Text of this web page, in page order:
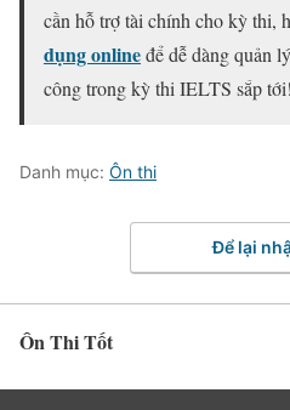
cần hỗ trợ tài chính cho kỳ thi,
dụng onlineđể dễ dàng quản
công trong kỳ thi IELTS sắp tới!
Danh mục: Ôn thi
Để lại
Ôn Thi Tốt